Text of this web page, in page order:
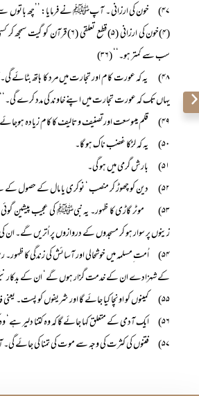
(۴)خون کی ارزانی (۵) قطع
سب سے کمتر ہو۔‘‘ (۳۶)
۴۸) یہ کہ عورت کام اور تجارت میں مرد کا ہاتھ
یہاں تک کہ عورت تجارت میں اپنے خاوند کی مدد کرے گی۔‘‘
۴۹) قلم میںوسعت اورتصنیف و تالیف کا کام زیادہ ہوجائے گا۔
۵۰) یہ کہ لڑکا غضب ناک ہو گا۔
۵۱) بارش گرمی میں ہو گی۔
۵۲) دین کو چھوڑ کر منصب ‘ نوکری یا مال کے حصول کے لیے علم حاصل کیا جائے گا۔
۵۳) موٹر گاڑی کا ظہور۔ یہ نبیﷺ کی عجیب پیشین
زینوں پر سوار ہو کر مسجدوں کے دروازوں پر اُتریں گے۔ ان کی
۵۴) اُمت ِمسلمہ میں خوشحالی اور آسائش کی زندگی کا
کے شہزادے ان کے خدمت گزار ہوں گے‘ ان کے بدکار
۵۵) کمینوں کو اونچا کیا جائے گا اور شریفوں کو پست۔ یعنی فاسقوں کی عزت ہو گی اور باعزت لوگوں کی اہانت۔
۵۶) ایک آدمی کے متعلق کہا جائے گا کہ وہ کتنا دلیر ہے‘ وہ کتنا دانا ہے‘ وہ کتنا عقلمند ہے‘ حالانکہ اس کے دل میں رتی بھر ایمان نہ ہو گا۔ (۴۰)
۵۷) فتنوں کی کثرت کی وجہ سے موت کی تمنا کی جائے گی۔ آپﷺ نے فرمایا: ’’قیامت